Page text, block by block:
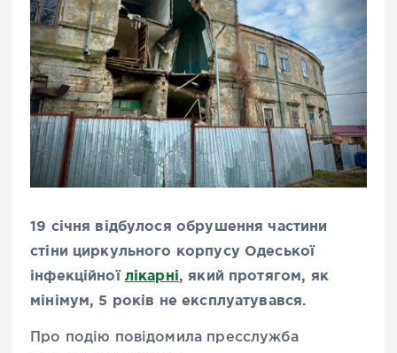
19 січня відбулося обрушення частини
стіни циркульного корпусу Одеської
інфекційної лікарні, який протягом, як
мінімум, 5 років не експлуатувався.
Про подію повідомила пресслужба